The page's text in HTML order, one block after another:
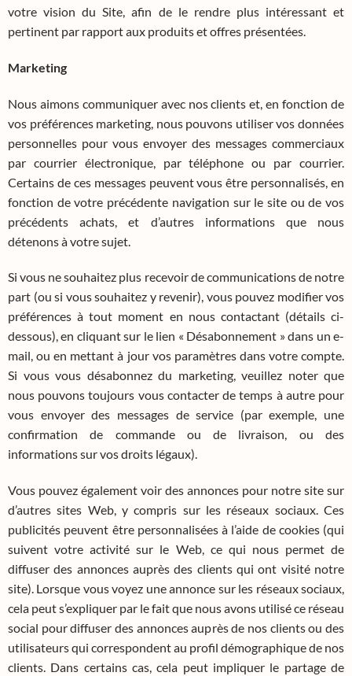
votre vision du Site, afin de le rendre plus intéressant et
pertinent par rapport aux produits et offres présentées.
Marketing
Nous aimons communiquer avec nos clients et, en fonction de
vos préférences marketing, nous pouvons utiliser vos données
personnelles pour vous envoyer des messages commerciaux
par courrier électronique, par téléphone ou par courrier.
Certains de ces messages peuvent vous être personnalisés, en
fonction de votre précédente navigation sur le site ou de vos
précédents achats, et d’autres informations que nous
détenons à votre sujet.
Si vous ne souhaitez plus recevoir de communications de notre
part (ou si vous souhaitez y revenir), vous pouvez modifier vos
préférences à tout moment en nous contactant (détails ci-
dessous), en cliquant sur le lien « Désabonnement » dans un e-
mail, ou en mettant à jour vos paramètres dans votre compte.
Si vous vous désabonnez du marketing, veuillez noter que
nous pouvons toujours vous contacter de temps à autre pour
vous envoyer des messages de service (par exemple, une
confirmation de commande ou de livraison, ou des
informations sur vos droits légaux).
Vous pouvez également voir des annonces pour notre site sur
d’autres sites Web, y compris sur les réseaux sociaux. Ces
publicités peuvent être personnalisées à l’aide de cookies (qui
suivent votre activité sur le Web, ce qui nous permet de
diffuser des annonces auprès des clients qui ont visité notre
site). Lorsque vous voyez une annonce sur les réseaux sociaux,
cela peut s’expliquer par le fait que nous avons utilisé ce réseau
social pour diffuser des annonces auprès de nos clients ou des
utilisateurs qui correspondent au profil démographique de nos
clients. Dans certains cas, cela peut impliquer le partage de